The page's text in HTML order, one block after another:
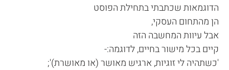
הדוגמאות שכתבתי בתחילת הפוסט
הן מהתחום העסקי,
אבל עיוות המחשבה הזה
קיים בכל מישור בחיים, לדוגמה:-
'כשתהיה לי זוגיות, ארגיש מאושר (או מאושרת)';